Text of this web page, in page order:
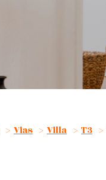
Vias Villa T3